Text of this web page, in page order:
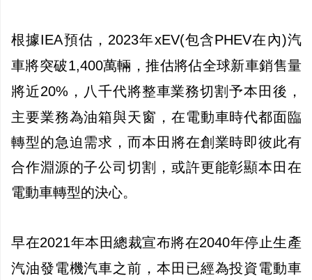
根據IEA預估，2023年xEV(包含PHEV在內)汽
車將突破1,400萬輛，推估將佔全球新車銷售量
將近20%， 八千代將整車業務切割予本田後，
主要業務為油箱與天窗，在電動車時代都面臨
轉型的急迫需求，而本田將在創業時即彼此有
合作淵源的子公司切割，或許更能彰顯本田在
電動車轉型的決心。
早在2021年本田總裁宣布將在2040年停止生產
汽油發電機汽車之前，本田已經為投資電動車